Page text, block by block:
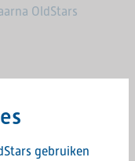
OldStars
gebruiken